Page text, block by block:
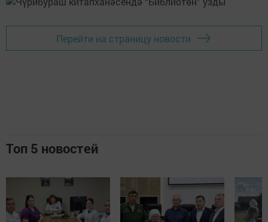
Перейти на страницу новости
Топ 5 новостей